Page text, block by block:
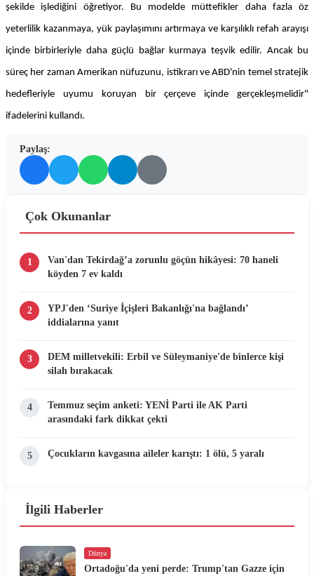
şekilde işlediğini öğretiyor. Bu modelde müttefikler daha fazla öz
yeterlilik kazanmaya, yük paylaşımını artırmaya ve karşılıklı refah arayışı
içinde birbirleriyle daha güçlü bağlar kurmaya teşvik edilir. Ancak bu
süreç her zaman Amerikan nüfuzunu, istikrarı ve ABD'nin temel stratejik
hedefleriyle uyumu koruyan bir çerçeve içinde gerçekleşmelidir"
ifadelerini kullandı.
Paylaş:
Çok Okunanlar
1
Van'dan Tekirdağ’a zorunlu göçün hikâyesi: 70 haneli
köyden 7 ev kaldı
2
YPJ'den ‘Suriye İçişleri Bakanlığı'na bağlandı’
iddialarına yanıt
3
DEM milletvekili: Erbil ve Süleymaniye'de binlerce kişi
silah bırakacak
4
Temmuz seçim anketi: YENİ Parti ile AK Parti
arasındaki fark dikkat çekti
5 Çocukların kavgasına aileler karıştı: 1 ölü, 5 yaralı
İlgili Haberler
Dünya
Ortadoğu'da yeni perde: Trump'tan Gazze için